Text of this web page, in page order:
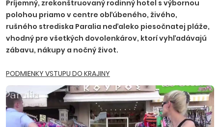
7x večera 170 EUR/osoba, 7x polpenzia 255 EUR/osoba.
Príjemný, zrekonštruovaný rodinný hotel s výbornou
polohou priamo v centre obľúbeného, živého,
rušného strediska Paralia neďaleko piesočnatej pláže,
vhodný pre všetkých dovolenkárov, ktorí vyhľadávajú
zábavu, nákupy a nočný život.
PODMIENKY VSTUPU DO KRAJINY